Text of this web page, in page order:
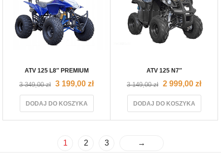
ATV 125 L8″ PREMIUM
3 349,00zł 3 199,00 zł
DODAJ DO KOSZYKA
ATV 125 N7″
3 149,00zł 2 999,00 zł
DODAJ DO KOSZYKA
1 2 3 →